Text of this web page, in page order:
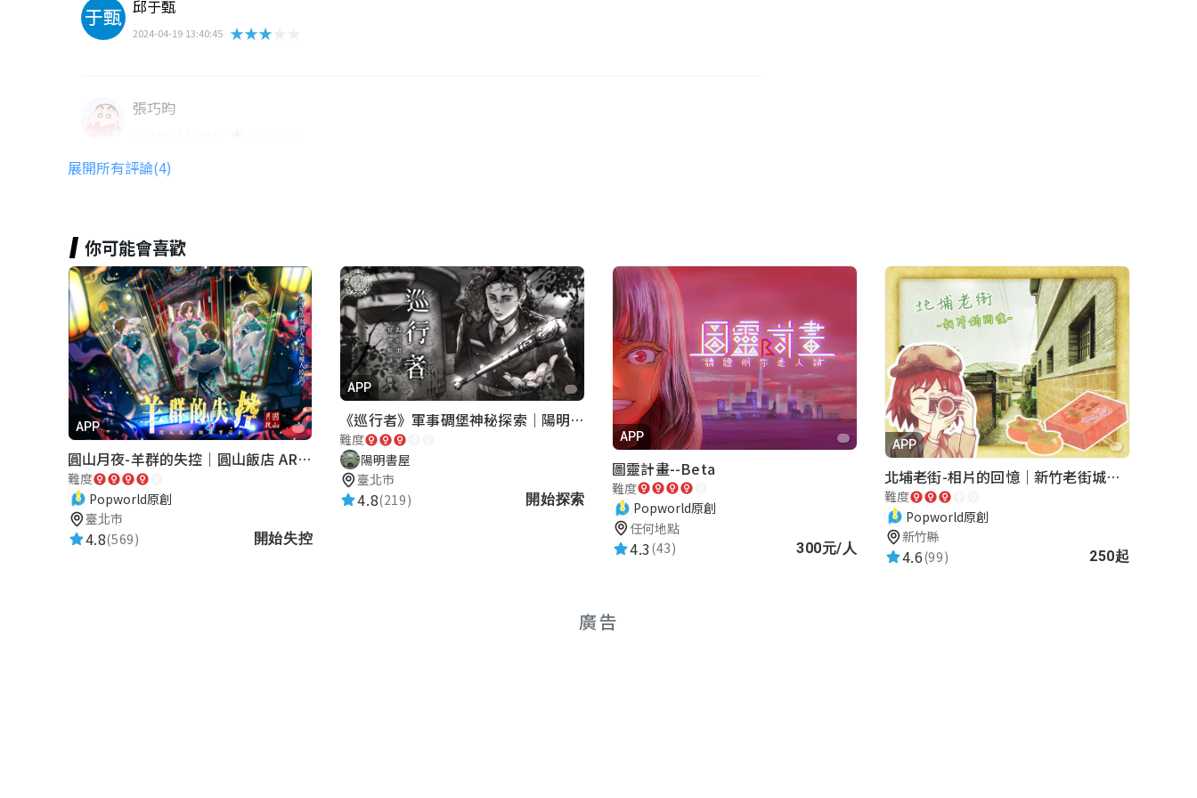
邱于甄
2024-04-19 13:40:45 ★★★★★
張巧昀
展開所有評論(4)
你可能會喜歡
APP
圓山月夜-羊群的失控｜圓山飯店 ARG實境解謎遊戲
難度
Popworld原創
臺北市
4.8(569) 開始失控
APP
《巡行者》軍事碉堡神秘探索｜陽明書屋實境遊戲
難度
陽明書屋
臺北市
4.8(219) 開始探索
APP
圖靈計畫--Beta
難度
Popworld原創
任何地點
4.3(43) 300元/人
APP
北埔老街-相片的回憶｜新竹老街城市解謎
難度
Popworld原創
新竹縣
4.6(99) 250起
廣告